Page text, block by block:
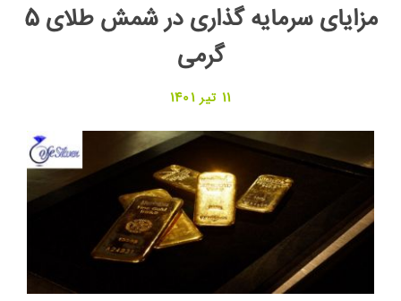
مزایای سرمایه گذاری در شمش طلای 5
گرمی
11 تیر 1401